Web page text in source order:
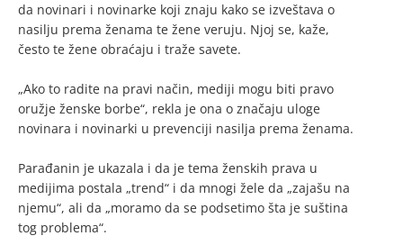
da novinari i novinarke koji znaju kako se izveštava o
nasilju prema ženama te žene veruju. Njoj se, kaže,
često te žene obraćaju i traže savete.
„Ako to radite na pravi način, mediji mogu biti pravo
oružje ženske borbe“, rekla je ona o značaju uloge
novinara i novinarki u prevenciji nasilja prema ženama.
Parađanin je ukazala i da je tema ženskih prava u
medijima postala „trend“ i da mnogi žele da „zajašu na
njemu“, ali da „moramo da se podsetimo šta je suština
tog problema“.